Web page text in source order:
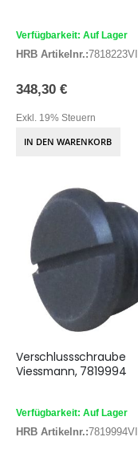
Verfügbarkeit: Auf Lager
HRB Artikelnr.:7818223VI
348,30 €
Exkl. 19% Steuern
IN DEN WARENKORB
Verschlussschraube
Viessmann, 7819994
Verfügbarkeit: Auf Lager
HRB Artikelnr.:7819994VI